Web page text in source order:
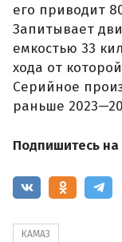
его приводит
Запитывает
емкостью 33
хода от
Серийное
раньше
Подпишитесь на
КАМАЗ